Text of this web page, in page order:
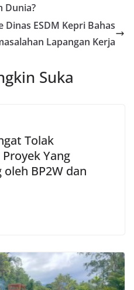
Dunia?
Dinas ESDM Kepri Bahas
Lapangan Kerja
Suka
Tolak
Yang
BP2W dan